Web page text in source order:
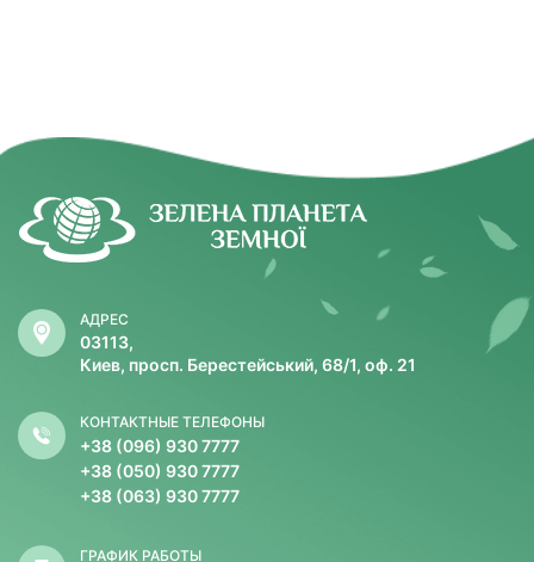
АДРЕС
03113,
Киев, просп. Берестейський, 68/1, оф. 21
КОНТАКТНЫЕ ТЕЛЕФОНЫ
+38 (096) 930 7777
+38 (050) 930 7777
+38 (063) 930 7777
ГРАФИК РАБОТЫ